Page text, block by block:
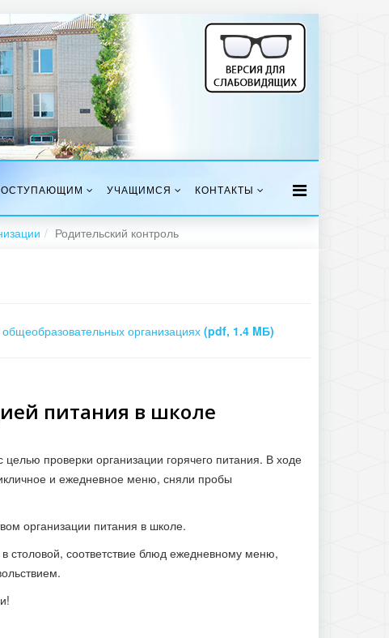
УЧАЩИМСЯ КОНТАКТЫ
Родительский контроль
общеобразовательных организациях (pdf, 1.4 MБ)
питания в школе
проверки организации горячего питания. В ходе
и ежедневное меню, сняли пробы
организации питания в школе.
столовой, соответствие блюд ежедневному меню,